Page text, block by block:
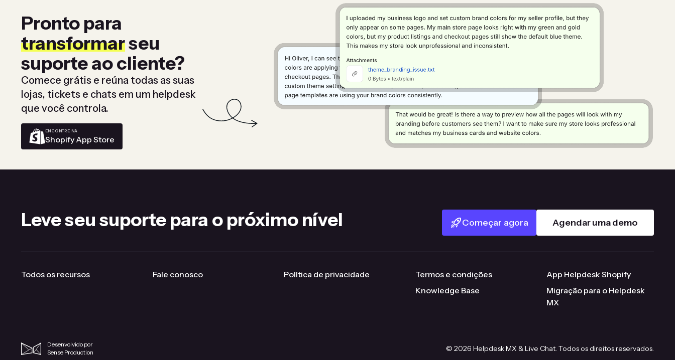
Pronto para
transformarseu
suporte ao cliente?
Comece grátis e reúna todas as suas
lojas, tickets e chats em um helpdesk
que você controla.
ENCONTRE NA
Shopify App Store
Leve seu suporte para o próximo nível Começar agora Agendar uma demo
Todos os recursos Fale conosco Política de privacidade
Termos e condições
Knowledge Base
App Helpdesk Shopify
Migração para o Helpdesk
MX
Desenvolvido por
Sense Production
© 2026 Helpdesk MX & Live Chat. Todos os direitos reservados.